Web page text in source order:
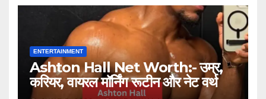
ENTERTAINMENT
Ashton Hall Net Worth:- उम्र,
करियर, वायरल मॉर्निंग रूटीन और नेट वर्थ